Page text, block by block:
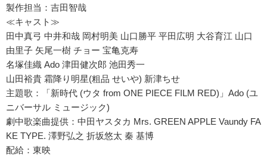
製作担当：吉田智哉
≪キャスト≫
田中真弓 中井和哉 岡村明美 山口勝平 平田広明 大谷育江 山口
由里子 矢尾一樹 チョー 宝亀克寿
名塚佳織 Ado 津田健次郎 池田秀一
山田裕貴 霜降り明星(粗品 せいや) 新津ちせ
主題歌：「新時代 (ウタ from ONE PIECE FILM RED)」Ado (ユ
ニバーサル ミュージック)
劇中歌楽曲提供：中田ヤスタカ Mrs. GREEN APPLE Vaundy FA
KE TYPE. 澤野弘之 折坂悠太 秦 基博
配給：東映